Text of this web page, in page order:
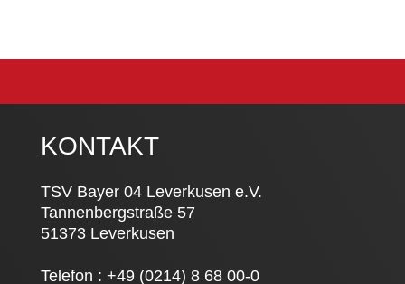
KONTAKT
TSV Bayer 04 Leverkusen e.V.
Tannenbergstraße 57
51373 Leverkusen
Telefon : +49 (0214) 8 68 00-0